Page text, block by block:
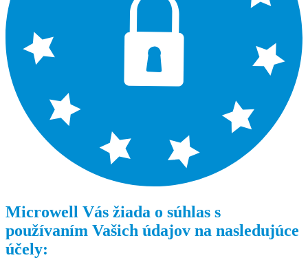
Microwell Vás žiada o súhlas s
používaním Vašich údajov na nasledujúce
účely: